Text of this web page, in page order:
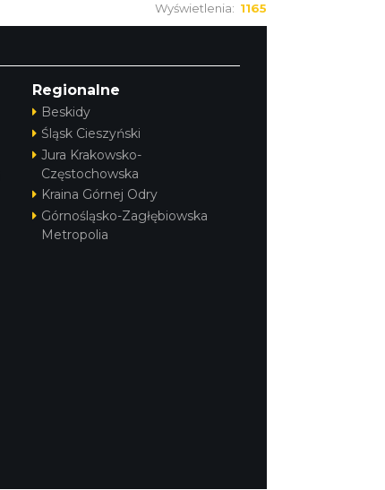
Wyświetlenia: 1165
Regionalne
Beskidy
Śląsk Cieszyński
Jura Krakowsko-
Częstochowska
Kraina Górnej Odry
Górnośląsko-Zagłębiowska
Metropolia